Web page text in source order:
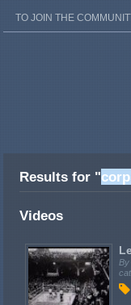
TO JOIN THE
Results for "
Videos
By